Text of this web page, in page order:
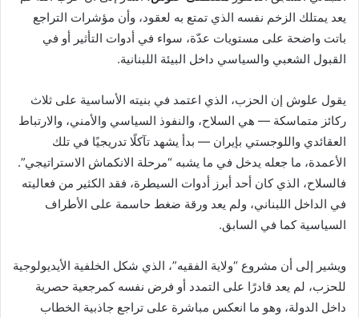
يعد يمتلك الزخم نفسه الذي تمتع به لعقود، وأن مؤشرات التراجع
باتت واضحة على مستويات عدّة، سواء في أدوات التأثير أو في
القبول الشعبي والسياسي داخل البيئة اللبنانية.
يقول علوش إن الحزب، الذي اعتمد في بنيته الأساسية على ثلاث
ركائز متماسكة — هي السلاح، والنفوذ السياسي والأمني، والارتباط
العقائدي واللوجستي بإيران — بدأ يشهد تآكلًا تدريجيًا في تلك
الأعمدة، ما جعله يدخل في ما يشبه “مرحلة الانكماش الاستراتيجي”.
فالسلاح، الذي كان أحد أبرز أدوات السيطرة، فقد الكثير من فعاليته
في الداخل اللبناني، ولم يعد ورقة ضغط حاسمة على الأطراف
السياسية كما في السابق.
ويشير إلى أن مشروع “ولاية الفقيه”، الذي شكل الخلفية الأيديولوجية
للحزب، لم يعد قادرًا على التمدد أو فرض نفسه كمرجعية حصرية
داخل الدولة، وهو ما انعكس مباشرة على تراجع جاذبية الخطاب